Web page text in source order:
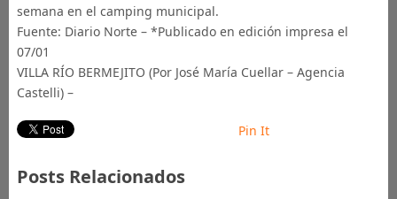
semana en el camping municipal.
Fuente: Diario Norte – *Publicado en edición impresa el
07/01
VILLA RÍO BERMEJITO (Por José María Cuellar – Agencia
Castelli) –
Pin It
Posts Relacionados